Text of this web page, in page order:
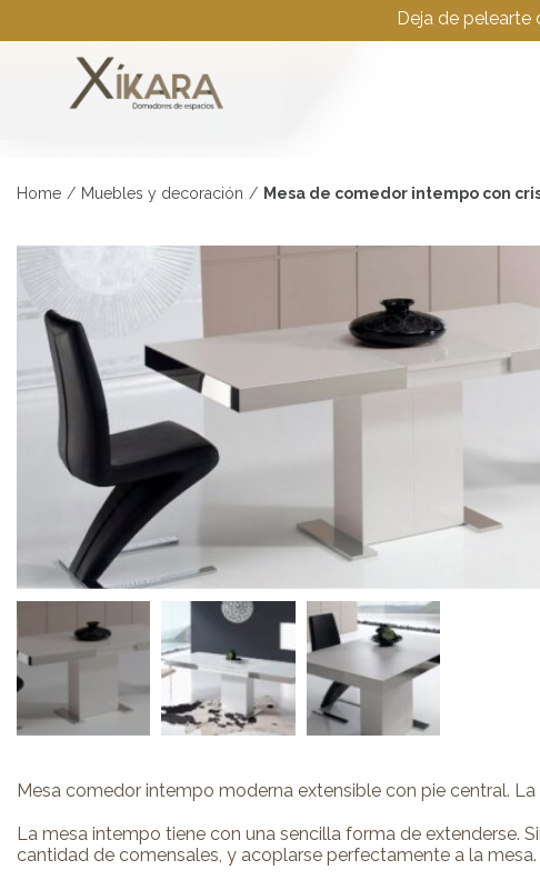
Deja de pelearte
Home / Muebles y decoración / Mesa de comedor intempo con
Mesa comedor intempo moderna extensible con pie central.
La mesa intempo tiene con una sencilla forma de extenderse.
cantidad de comensales, y acoplarse perfectamente a la